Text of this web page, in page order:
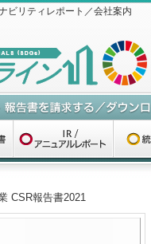
ビリティレポート／会社案内
CSR報告書2021